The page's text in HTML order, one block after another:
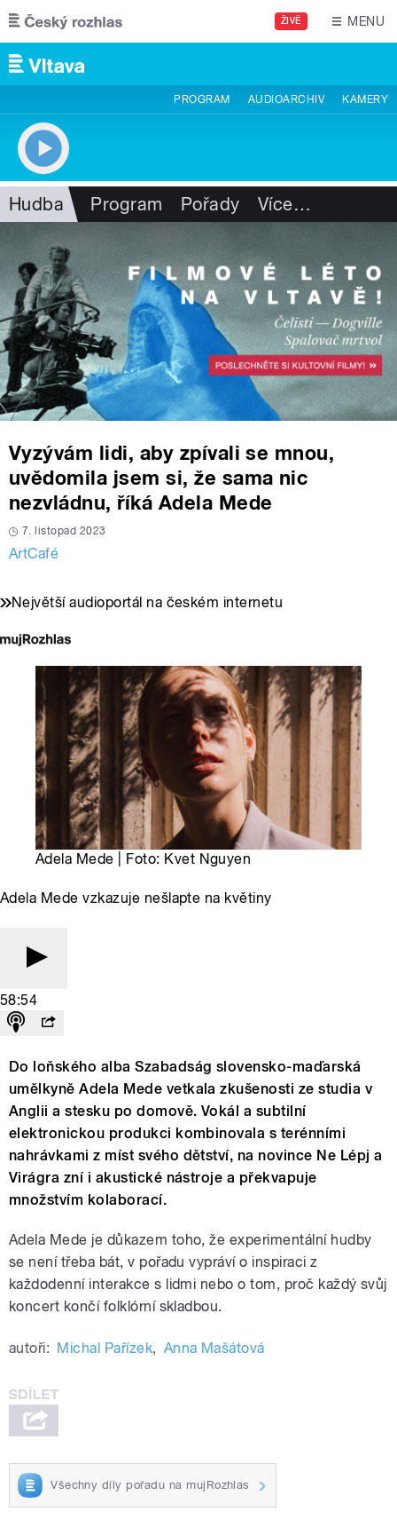
Přejít k hlavnímu obsahu
ŽIVĚ MENU
PROGRAM AUDIOARCHIV KAMERY
Hudba Program Pořady Více…
Vyzývám lidi, aby zpívali se mnou,
uvědomila jsem si, že sama nic
nezvládnu, říká Adela Mede
7. listopad 2023
ArtCafé
Největší audioportál na českém internetu
Adela Mede | Foto: Kvet Nguyen
Adela Mede vzkazuje nešlapte na květiny
58:54
Do loňského alba Szabadság slovensko-maďarská
umělkyně Adela Mede vetkala zkušenosti ze studia v
Anglii a stesku po domově. Vokál a subtilní
elektronickou produkci kombinovala s terénními
nahrávkami z míst svého dětství, na novince Ne Lépj a
Virágra zní i akustické nástroje a překvapuje
množstvím kolaborací.
Adela Mede je důkazem toho, že experimentální hudby
se není třeba bát, v pořadu vypráví o inspiraci z
každodenní interakce s lidmi nebo o tom, proč každý svůj
koncert končí folklórní skladbou.
autoři: Michal Pařízek, Anna Mašátová
Všechny díly pořadu na mujRozhlas